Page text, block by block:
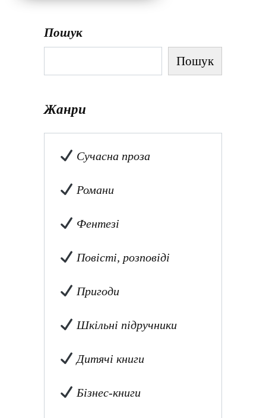
Пошук
Пошук
Жанри
Сучасна проза
Романи
Фентезі
Повісті, розповіді
Пригоди
Шкільні підручники
Дитячі книги
Бізнес-книги